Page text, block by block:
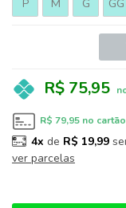
P M G GG
R$ 75,95
R$ 79,95 no cartão
4x de R$ 19,99
ver parcelas